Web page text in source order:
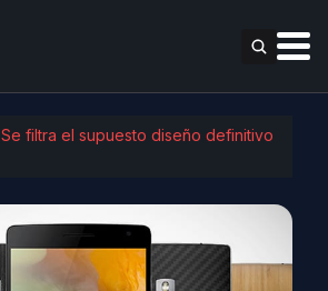
Se filtra el supuesto diseño definitivo